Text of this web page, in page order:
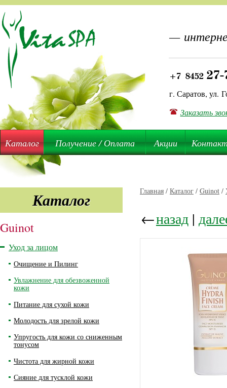
—
+7 845227-
г. Саратов, ул.
Заказать
Каталог Получение / Оплата Акции
Каталог
Guinot
Уход за лицом
Очищение и Пилинг
Увлажнение для обезвоженной
кожи
Питание для сухой кожи
Молодость для зрелой кожи
Упругость для кожи со сниженным
тонусом
Чистота для жирной кожи
Сияние для тусклой кожи
Главная / Каталог / Guinot /
←назад |